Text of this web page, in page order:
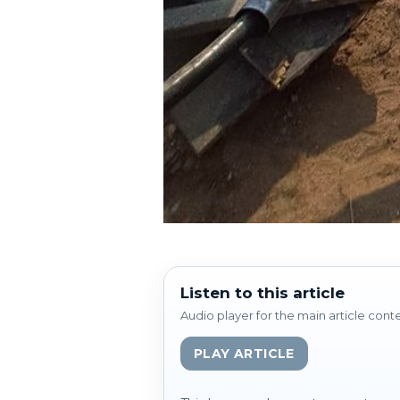
Listen to this article
Audio player for the main article
PLAY ARTICLE